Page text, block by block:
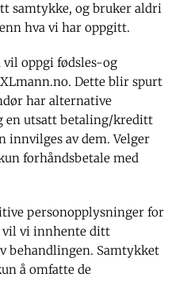
samtykke, og bruker aldri
hva vi har oppgitt.
oppgi fødsles-og
Dette blir spurt
har alternative
en utsatt betaling/kreditt
innvilges av dem. Velger
forhåndsbetale med
personopplysninger for
vil vi innhente ditt
behandlingen. Samtykket
å omfatte de